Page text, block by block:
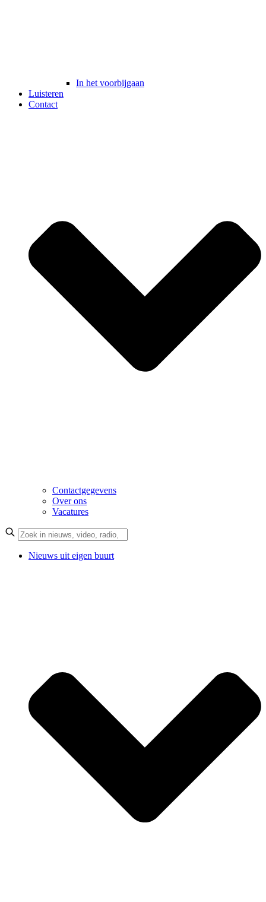
In het voorbijgaan
Luisteren
Contact
Contactgegevens
Over ons
Vacatures
Nieuws uit eigen buurt